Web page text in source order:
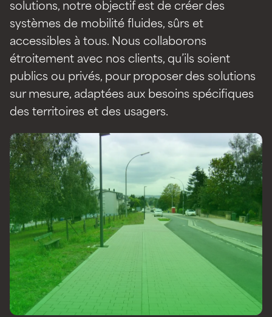
solutions, notre objectif est de créer des
systèmes de mobilité fluides, sûrs et
accessibles à tous. Nous collaborons
étroitement avec nos clients, qu’ils soient
publics ou privés, pour proposer des solutions
sur mesure, adaptées aux besoins spécifiques
des territoires et des usagers.